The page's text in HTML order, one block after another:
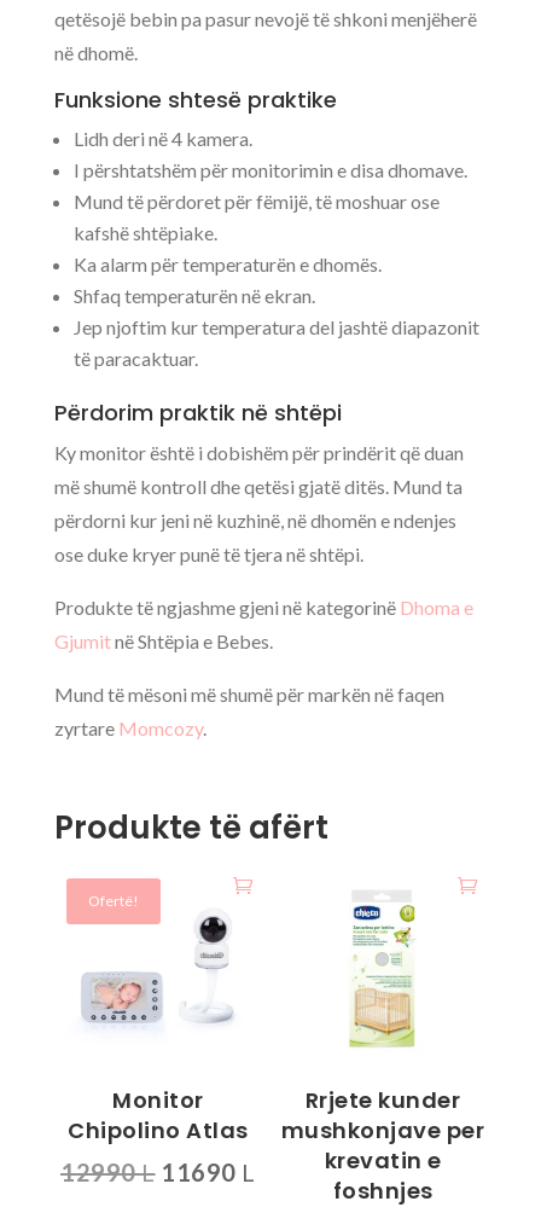
qetësojë bebin pa pasur nevojë të shkoni menjëherë
në dhomë.
Funksione shtesë praktike
Lidh deri në 4 kamera.
I përshtatshëm për monitorimin e disa dhomave.
Mund të përdoret për fëmijë, të moshuar ose
kafshë shtëpiake.
Ka alarm për temperaturën e dhomës.
Shfaq temperaturën në ekran.
Jep njoftim kur temperatura del jashtë diapazonit
të paracaktuar.
Përdorim praktik në shtëpi
Ky monitor është i dobishëm për prindërit që duan
më shumë kontroll dhe qetësi gjatë ditës. Mund ta
përdorni kur jeni në kuzhinë, në dhomën e ndenjes
ose duke kryer punë të tjera në shtëpi.
Produkte të ngjashme gjeni në kategorinë Dhoma e
Gjumitnë Shtëpia e Bebes.
Mund të mësoni më shumë për markën në faqen
zyrtare Momcozy.
Produkte të afërt
Ofertë!
Monitor
Chipolino Atlas
12990L Çmimi
11690 L
Çmimi
Rrjete kunder
mushkonjave per
krevatin e
foshnjes